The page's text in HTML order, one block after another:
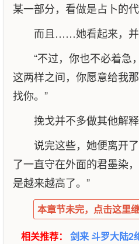
某一部分，看做是占卜的
而且……她看起来，并
“不过，你也不必着急
这两样之间，你愿意给我
找你。”
挽戈并不多做其他解释
说完这些，她便离开
了一直守在外面的君墨染
是越来越高了。”
本章节未完，点击这里
相关推荐： 剑来 斗罗大陆2